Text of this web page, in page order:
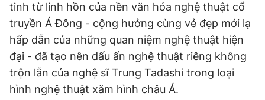
tinh từ linh hồn của nền văn hóa nghệ thuật cổ
truyền Á Đông - cộng hưởng cùng vẻ đẹp mới lạ
hấp dẫn của những quan niệm nghệ thuật hiện
đại - đã tạo nên dấu ấn nghệ thuật riêng không
trộn lẫn của nghệ sĩ Trung Tadashi trong loại
hình nghệ thuật xăm hình châu Á.